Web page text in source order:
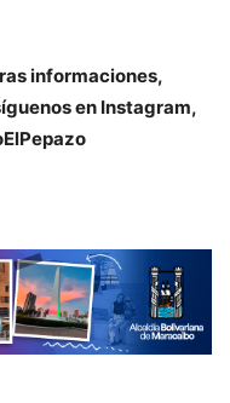
informaciones,
en Instagram,